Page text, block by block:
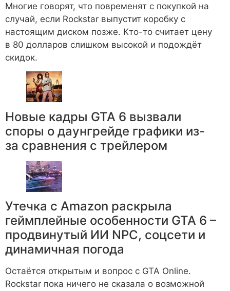
Многие говорят, что повременят с покупкой на
случай, если Rockstar выпустит коробку с
настоящим диском позже. Кто-то считает цену
в 80 долларов слишком высокой и подождёт
скидок.
Новые кадры GTA 6 вызвали
споры о даунгрейде графики из-
за сравнения с трейлером
Утечка с Amazon раскрыла
геймплейные особенности GTA 6 –
продвинутый ИИ NPC, соцсети и
динамичная погода
Остаётся открытым и вопрос с GTA Online.
Rockstar пока ничего не сказала о возможной